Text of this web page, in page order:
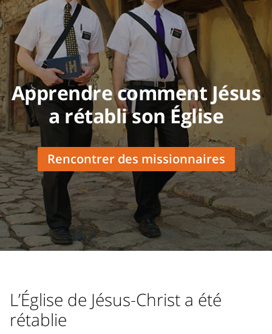
Apprendre comment Jésus
a rétabli son Église
Rencontrer des missionnaires
L’Église de Jésus-Christ a été
rétablie